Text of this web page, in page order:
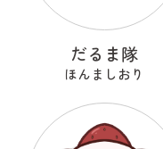
だるま隊
ほんましおり